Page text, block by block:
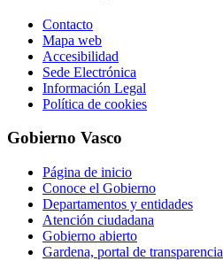
Contacto
Mapa web
Accesibilidad
Sede Electrónica
Información Legal
Política de cookies
Gobierno Vasco
Página de inicio
Conoce el Gobierno
Departamentos y entidades
Atención ciudadana
Gobierno abierto
Gardena, portal de transparencia